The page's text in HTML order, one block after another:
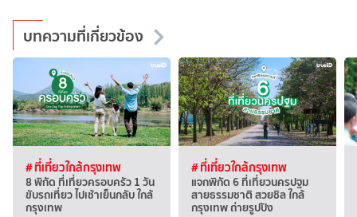
บทความที่เกี่ยวข้อง
# ที่เที่ยวใกล้กรุงเทพ
8 พิกัด ที่เที่ยวครอบครัว 1 วัน
ขับรถเที่ยว ไปเช้าเย็นกลับ ใกล้
กรุงเทพ
# ที่เที่ยวใกล้กรุงเทพ
แจกพิกัด 6 ที่เที่ยวนครปฐม
สายธรรมชาติ สวยชิล ใกล้
กรุงเทพ ถ่ายรูปปัง